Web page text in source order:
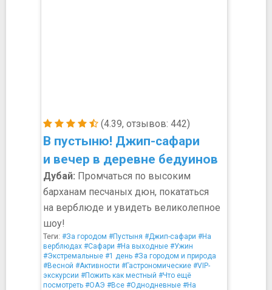
(4.39, отзывов: 442)
В пустыню! Джип-сафари
и вечер в деревне бедуинов
Дубай: Промчаться по высоким
барханам песчаных дюн, покататься
на верблюде и увидеть великолепное
шоу!
Теги: #За городом #Пустыня #Джип-сафари #На
верблюдах #Сафари #На выходные #Ужин
#Экстремальные #1 день #За городом и природа
#Весной #Активности #Гастрономические #VIP-
экскурсии #Пожить как местный #Что ещё
посмотреть #ОАЭ #Все #Однодневные #На